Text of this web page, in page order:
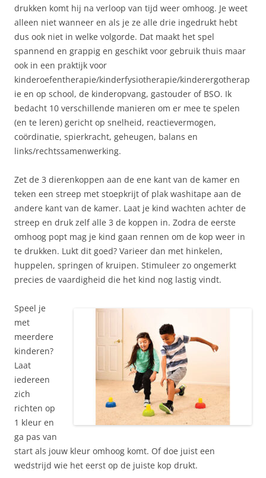
drukken komt hij na verloop van tijd weer omhoog. Je weet
alleen niet wanneer en als je ze alle drie ingedrukt hebt
dus ook niet in welke volgorde. Dat maakt het spel
spannend en grappig en geschikt voor gebruik thuis maar
ook in een praktijk voor
kinderoefentherapie/kinderfysiotherapie/kinderergotherap
ie en op school, de kinderopvang, gastouder of BSO. Ik
bedacht 10 verschillende manieren om er mee te spelen
(en te leren) gericht op snelheid, reactievermogen,
coördinatie, spierkracht, geheugen, balans en
links/rechtssamenwerking.
Zet de 3 dierenkoppen aan de ene kant van de kamer en
teken een streep met stoepkrijt of plak washitape aan de
andere kant van de kamer. Laat je kind wachten achter de
streep en druk zelf alle 3 de koppen in. Zodra de eerste
omhoog popt mag je kind gaan rennen om de kop weer in
te drukken. Lukt dit goed? Varieer dan met hinkelen,
huppelen, springen of kruipen. Stimuleer zo ongemerkt
precies de vaardigheid die het kind nog lastig vindt.
Speel je
met
meerdere
kinderen?
Laat
iedereen
zich
richten op
1 kleur en
ga pas van
start als jouw kleur omhoog komt. Of doe juist een
wedstrijd wie het eerst op de juiste kop drukt.